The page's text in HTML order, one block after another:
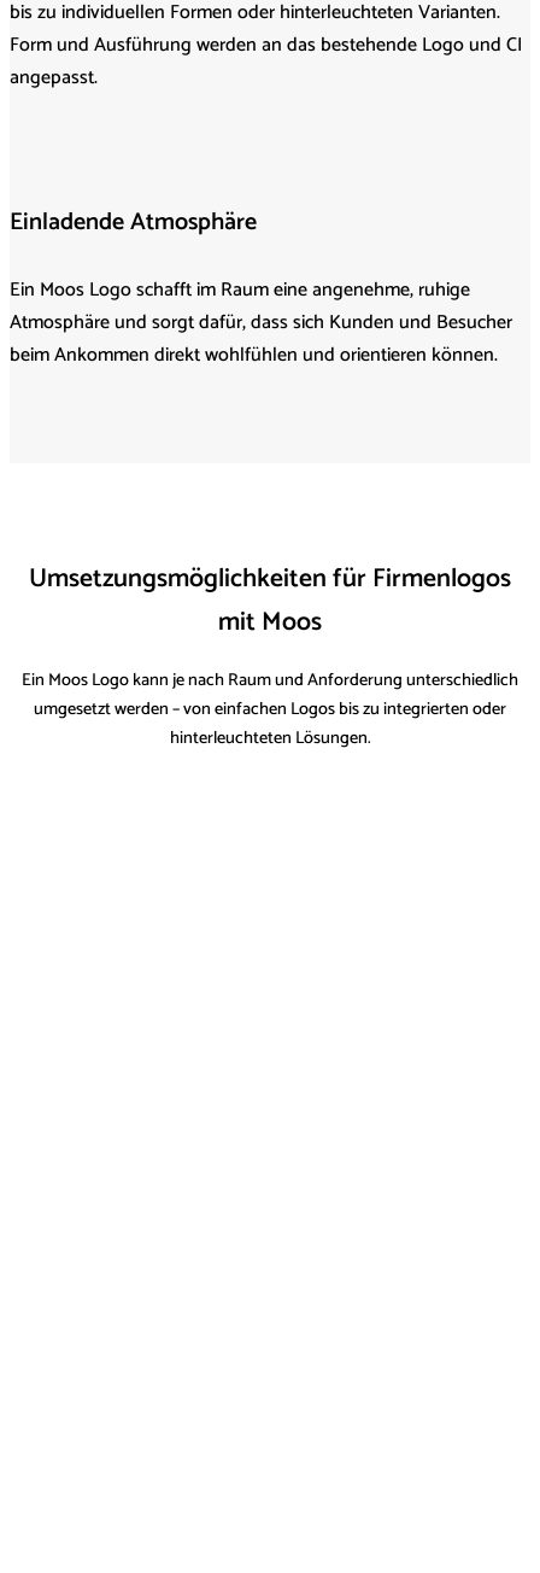
bis zu individuellen Formen oder hinterleuchteten Varianten.
Form und Ausführung werden an das bestehende Logo und CI
angepasst.
Einladende Atmosphäre
Ein Moos Logo schafft im Raum eine angenehme, ruhige
Atmosphäre und sorgt dafür, dass sich Kunden und Besucher
beim Ankommen direkt wohlfühlen und orientieren können.
Umsetzungsmöglichkeiten für Firmenlogos
mit Moos
Ein Moos Logo kann je nach Raum und Anforderung unterschiedlich
umgesetzt werden – von einfachen Logos bis zu integrierten oder
hinterleuchteten Lösungen.